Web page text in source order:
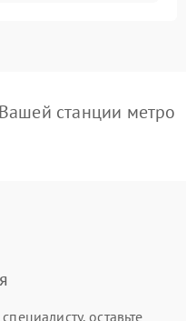
станции метро
оставьте